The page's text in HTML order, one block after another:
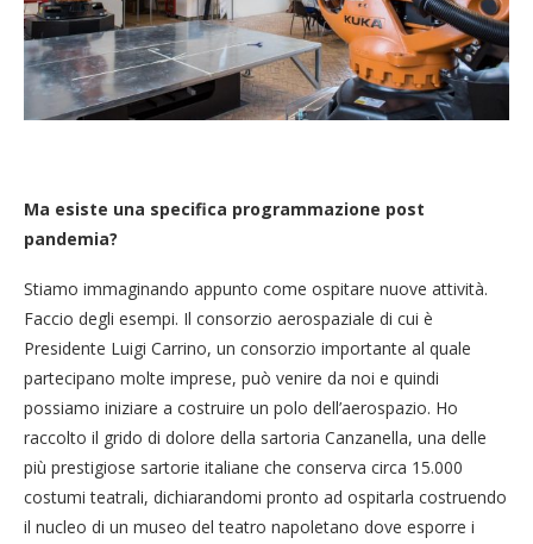
Ma esiste una specifica programmazione post
pandemia?
Stiamo immaginando appunto come ospitare nuove attività.
Faccio degli esempi. Il consorzio aerospaziale di cui è
Presidente Luigi Carrino, un consorzio importante al quale
partecipano molte imprese, può venire da noi e quindi
possiamo iniziare a costruire un polo dell’aerospazio. Ho
raccolto il grido di dolore della sartoria Canzanella, una delle
più prestigiose sartorie italiane che conserva circa 15.000
costumi teatrali, dichiarandomi pronto ad ospitarla costruendo
il nucleo di un museo del teatro napoletano dove esporre i